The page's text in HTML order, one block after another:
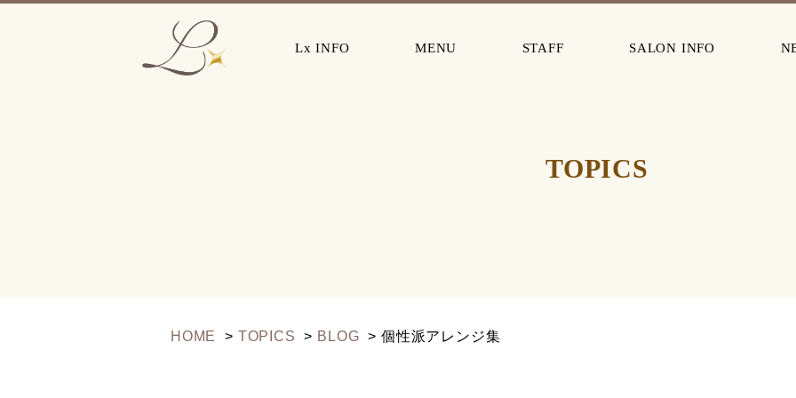
Lx INFO MENU STAFF SALON INFO
TOPICS
HOME TOPICS BLOG 個性派アレンジ集